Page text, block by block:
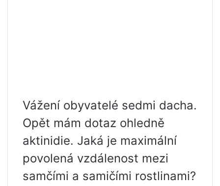
Vážení obyvatelé sedmi dacha.
Opět mám dotaz ohledně
aktinidie. Jaká je maximální
povolená vzdálenost mezi
samčími a samičími rostlinami?